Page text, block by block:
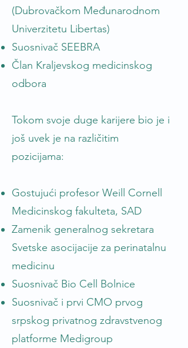
(Dubrovačkom Međunarodnom
Univerzitetu Libertas)
Suosnivač SEEBRA
Član Kraljevskog medicinskog
odbora
Tokom svoje duge karijere bio je i
još uvek je na različitim
pozicijama:
Gostujući profesor Weill Cornell
Medicinskog fakulteta, SAD
Zamenik generalnog sekretara
Svetske asocijacije za perinatalnu
medicinu
Suosnivač Bio Cell Bolnice
Suosnivač i prvi CMO prvog
srpskog privatnog zdravstvenog
platforme Medigroup